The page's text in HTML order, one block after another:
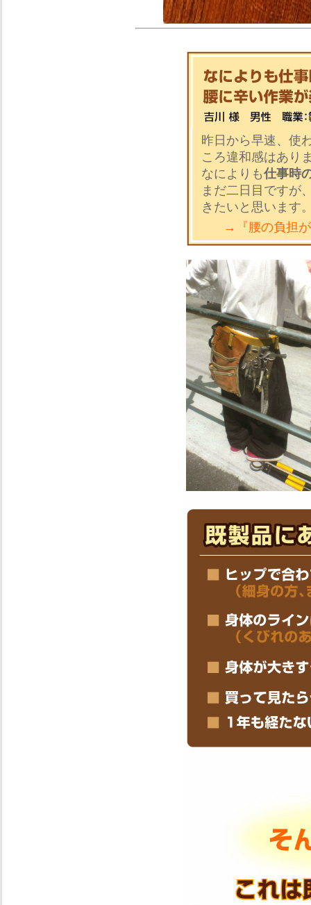
昨日から早速、使
ころ違和感はあり
なによりも仕事時
まだ二日目ですが
きたいと思います
→『腰の負担